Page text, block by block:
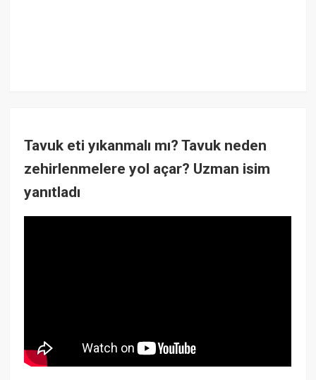
Tavuk eti yıkanmalı mı? Tavuk neden
zehirlenmelere yol açar? Uzman isim
yanıtladı